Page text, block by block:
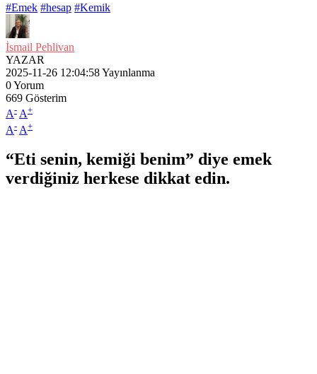
#Emek #hesap #Kemik
İsmail Pehlivan
YAZAR
2025-11-26 12:04:58Yayınlanma
0Yorum
669 Gösterim
A- A+
A- A+
“Eti senin, kemiği benim” diye emek
verdiğiniz herkese dikkat edin.